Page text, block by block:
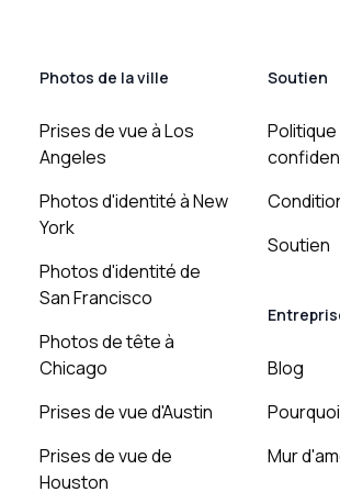
Photos de la ville
Prises de vue à Los
Angeles
Photos d'identité à New
York
Photos d'identité de
San Francisco
Photos de tête à
Chicago
Prises de vue d'Austin
Prises de vue de
Houston
Soutien
Politique
Soutien
Blog
Mur